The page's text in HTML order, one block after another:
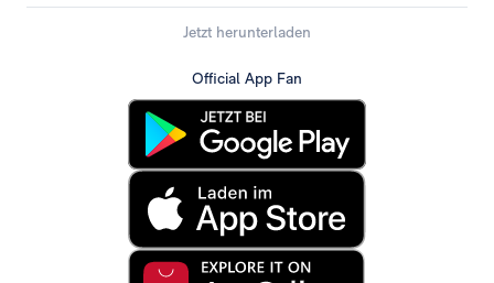
Jetzt herunterladen
Official App Fan